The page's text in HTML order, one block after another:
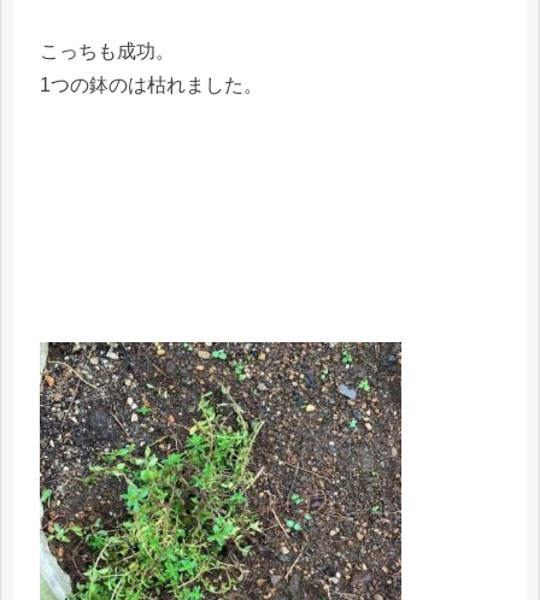
こっちも成功。
1つの鉢のは枯れました。